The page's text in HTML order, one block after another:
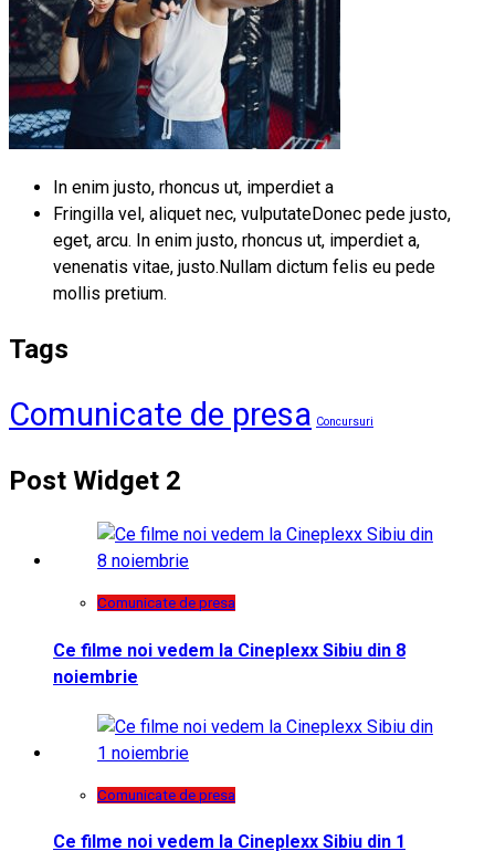
In enim justo, rhoncus ut, imperdiet a
Fringilla vel, aliquet nec, vulputateDonec pede justo,
eget, arcu. In enim justo, rhoncus ut, imperdiet a,
venenatis vitae, justo.Nullam dictum felis eu pede
mollis pretium.
Tags
Comunicate de presa Concursuri
Post Widget 2
Comunicate de presa
Ce filme noi vedem la Cineplexx Sibiu din 8
noiembrie
Comunicate de presa
Ce filme noi vedem la Cineplexx Sibiu din 1